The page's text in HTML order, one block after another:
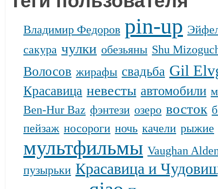
Владимир Федоров pin-up
сакура чулки обезьяны Shu
Волосов жирафы свадьба Gil
Красавица невесты автомобили
Ben-Hur Baz фэнтези озеро восток
пейзаж носороги ночь качели рыжие
мультфильмы Vaughan
пузырьки Красавица и